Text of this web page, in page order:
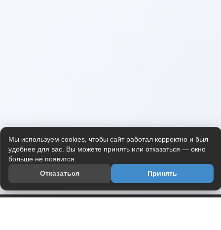
Мы используем cookies, чтобы сайт работал корректно и был
удобнее для вас. Вы можете принять или отказаться — окно
больше не появится.
Отказаться
Принять